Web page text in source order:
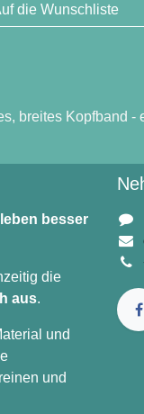
die Wunschliste
zahlt sich
in Material
zahlreiche
Vereinen